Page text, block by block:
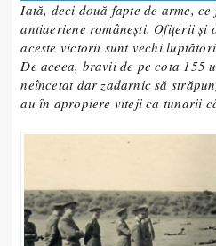
Iată, deci două fapte de arme,
antiaeriene românești. Ofițerii și
aceste victorii sunt vechi
De aceea, bravii de pe cota 155
neîncetat dar zadarnic să
au în apropiere viteji ca tunarii